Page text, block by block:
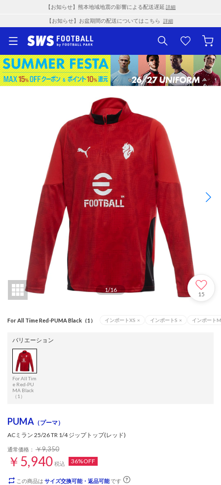
【お知らせ】熊本地域地震の影響による配送遅延 詳細
【お知らせ】お盆期間の配送についてはこちら 詳細
1/16
15
For All Time Red-PUMA Black（1） インポートXS × インポートS × インポートM
バリエーション
For All Tim
e Red-PU
MA Black
（1）
PUMA （プーマ）
ACミラン 25/26 TR 1/4 ジップトップ(レッド)
通常価格： ￥9,350
￥5,940 税込 36%OFF
この商品は サイズ交換可能・返品可能です